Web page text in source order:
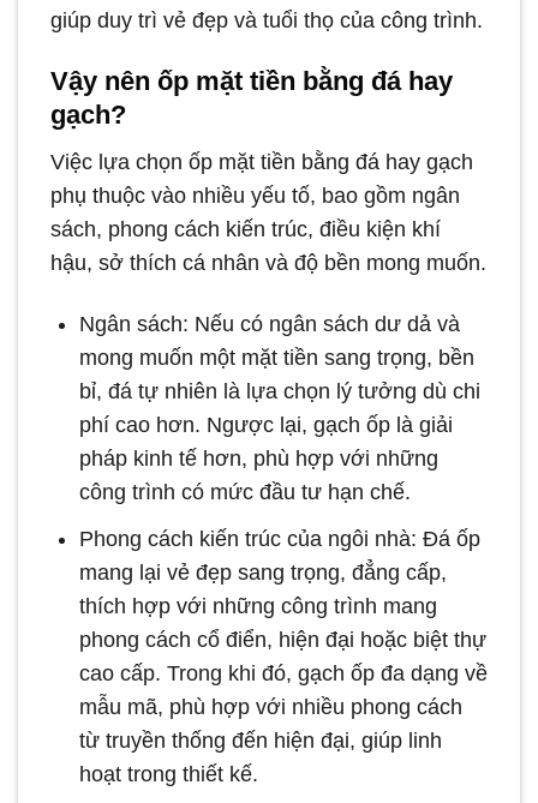
giúp duy trì vẻ đẹp và tuổi thọ của công trình.
Vậy nên ốp mặt tiền bằng đá hay
gạch?
Việc lựa chọn ốp mặt tiền bằng đá hay gạch
phụ thuộc vào nhiều yếu tố, bao gồm ngân
sách, phong cách kiến trúc, điều kiện khí
hậu, sở thích cá nhân và độ bền mong muốn.
Ngân sách: Nếu có ngân sách dư dả và
mong muốn một mặt tiền sang trọng, bền
bỉ, đá tự nhiên là lựa chọn lý tưởng dù chi
phí cao hơn. Ngược lại, gạch ốp là giải
pháp kinh tế hơn, phù hợp với những
công trình có mức đầu tư hạn chế.
Phong cách kiến trúc của ngôi nhà: Đá ốp
mang lại vẻ đẹp sang trọng, đẳng cấp,
thích hợp với những công trình mang
phong cách cổ điển, hiện đại hoặc biệt thự
cao cấp. Trong khi đó, gạch ốp đa dạng về
mẫu mã, phù hợp với nhiều phong cách
từ truyền thống đến hiện đại, giúp linh
hoạt trong thiết kế.